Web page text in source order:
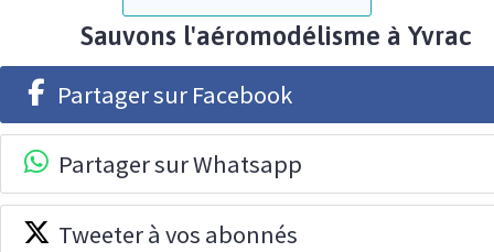
Sauvons l'aéromodélisme à Yvrac
Partager sur Facebook
Partager sur Whatsapp
Tweeter à vos abonnés